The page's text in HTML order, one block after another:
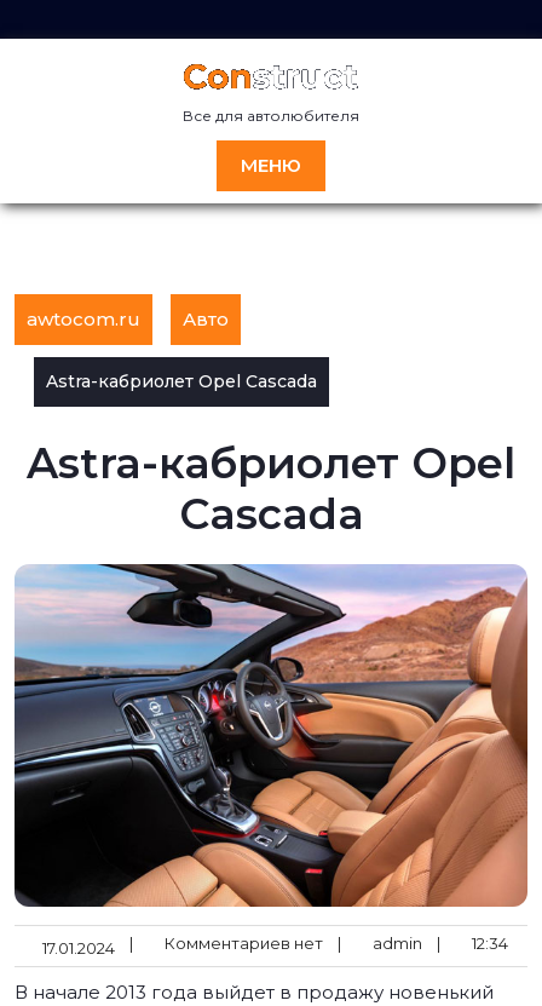
к
Все для автолюбителя
МЕНЮ
awtocom.ru Авто
Astra-кабриолет Opel Cascada
Astra-кабриолет Opel
Cascada
17.01.2024 | Комментариев нет | admin | 12:34
В начале 2013 года выйдет в продажу новенький